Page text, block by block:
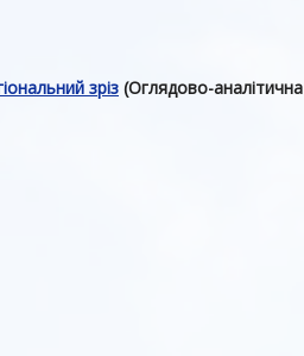
зріз (Оглядово-аналітична